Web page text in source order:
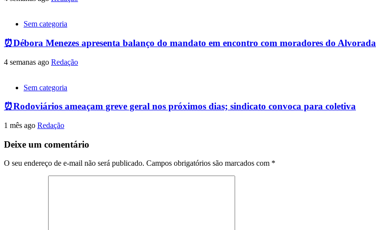
Sem categoria
⏰Débora Menezes apresenta balanço do mandato em encontro com moradores do Alvorada
4 semanas ago Redação
Sem categoria
⏰Rodoviários ameaçam greve geral nos próximos dias; sindicato convoca para coletiva
1 mês ago Redação
Deixe um comentário
O seu endereço de e-mail não será publicado. Campos obrigatórios são marcados com *